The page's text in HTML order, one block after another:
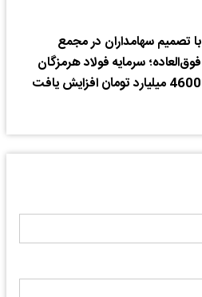
با تصمیم سهامداران در مجمع
فوق‌العاده؛ سرمایه فولاد هرمزگان
4600 میلیارد تومان افزایش یافت